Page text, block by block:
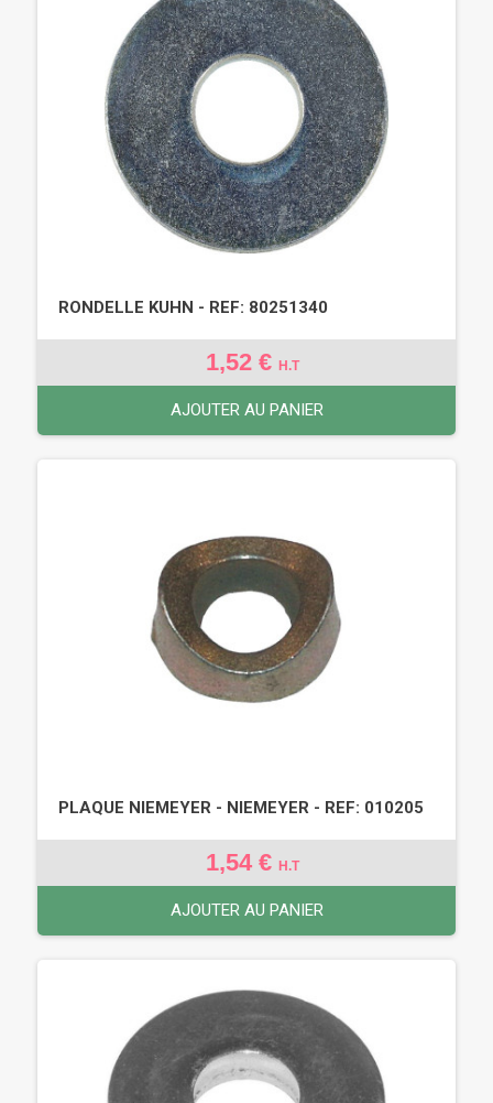
RONDELLE KUHN - REF: 80251340
1,52 € H.T
AJOUTER AU PANIER
PLAQUE NIEMEYER - NIEMEYER - REF: 010205
1,54 € H.T
AJOUTER AU PANIER